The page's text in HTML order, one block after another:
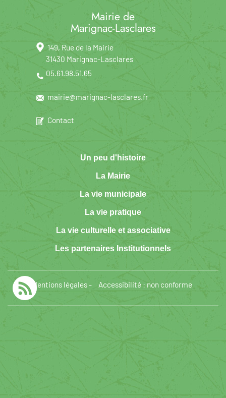
Mairie de
Marignac-Lasclares
149, Rue de la Mairie
31430 Marignac-Lasclares
05.61.98.51.65
mairie@marignac-lasclares.fr
Contact
Un peu d'histoire
La Mairie
La vie municipale
La vie pratique
La vie culturelle et associative
Les partenaires Institutionnels
Mentions légales- Accessibilité : non conforme